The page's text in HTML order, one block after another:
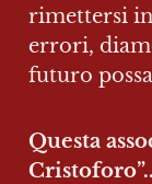
rimettersi
errori,
futuro
Questa